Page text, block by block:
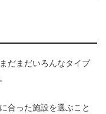
だまだいろんなタイプ
合った施設を選ぶこと